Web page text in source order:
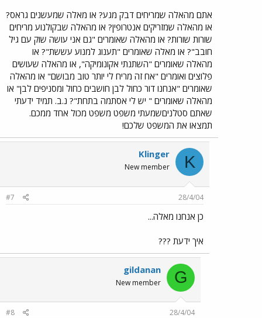
אתם מהאלה שמריחים דבק מגע? או מאלה שמעשנים גראס?
או מהאלה שמזריקים אנטרופין? או מהאלה שבקולנוע מריחים
שורות שורות? או מהאלה שאומרים "גם אני עושה שוק עם גיל
חובב"? או מאלה שאומרים "תענוג למנוע עששת"? או
מהאלה שאומרים "השתנתי אקונומיקה", או מהאלה שעושים
פלוצים ואומרים "אח זה מריח לי יותר טוב מבושם" או מהאלה
שאומרים "אנחנו דור כחול לבן חושבים כחול ומסניפים לבן" או
מהאלה שאומרים " יש לי אסתמה בתחת"? נ.ב. תמיד ידעתי
שאתם סטלניםשמעתי משפט משפט מכול אחד ממכם.
תמצאו את המשפט שלכם!
K
Klinger
New member
28/4/04
#7
כן אנחנו מאלה...
איך ידעת ???
G
gildanan
New member
28/4/04
#8